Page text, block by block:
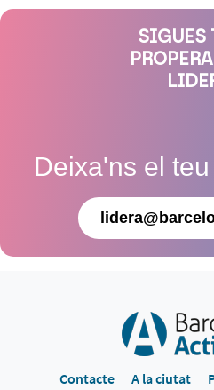
SIGUES
Deixa'ns el teu
Contacte A la ciutat